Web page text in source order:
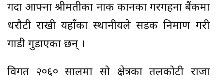
गर्दा आफ्ना श्रीमतीका नाक कानका गरगहना बैंकमा
धरौटी राखी यहाँका स्थानीयले सडक निर्माण गरी
गाडी गुडाएका छन् ।
विगत २०६० सालमा सो क्षेत्रका तलकोटी राजा